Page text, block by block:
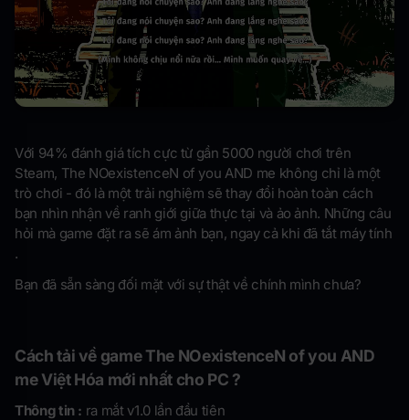
Với 94% đánh giá tích cực từ gần 5000 người chơi trên
Steam, The NOexistenceN of you AND me không chỉ là một
trò chơi - đó là một trải nghiệm sẽ thay đổi hoàn toàn cách
bạn nhìn nhận về ranh giới giữa thực tại và ảo ảnh. Những câu
hỏi mà game đặt ra sẽ ám ảnh bạn, ngay cả khi đã tắt máy tính
.
Bạn đã sẵn sàng đối mặt với sự thật về chính mình chưa?
Cách tải về game The NOexistenceN of you AND
me Việt Hóa mới nhất cho PC ?
Thông tin : ra mắt v1.0 lần đầu tiên